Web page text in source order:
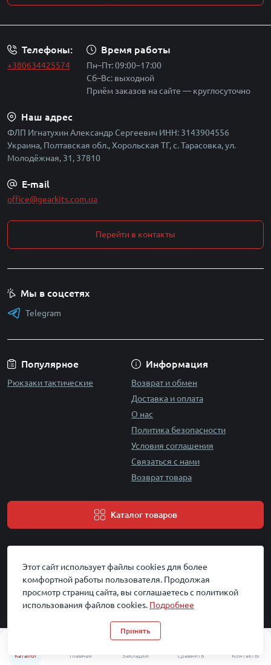
Каталог Главная Закладки
0
Сравнить Контакты
Телефоны:
+380634425574
Время работы
Пн–Пт: 09:00–17:00
Сб–Вс: выходной
Приём заказов на сайте — круглосуточно
Наш адрес
ФЛП Игнатухин Александр Сергеевич ИНН: 3143904556
Украина, Полтавская обл., Хорольская ТГ, с. Тарасовка, ул.
Молодёжная, 31, 37810
E-mail
office@gearkits.com.ua
Перейти в контакты
Популярное
Рюкзаки тактические
Информация
Возврат и обмен
Доставка и оплата
О нас
Политика безопасности
Условия соглашения
Связаться с нами
Возврат товара
Каталог товаров
Мы в соцсетях
Telegram
Gear Kits © 2026
Этот сайт использует файлы cookies для более
комфортной работы пользователя. Продолжая
просмотр страниц сайта, вы соглашаетесь с политикой
использования файлов cookies. Подробнее
Принять